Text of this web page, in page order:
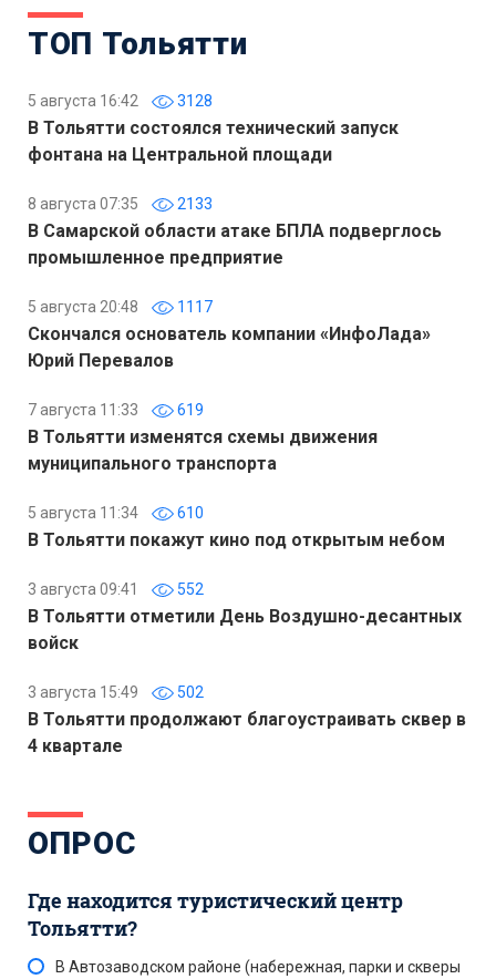
ТОП Тольятти
5 августа 16:42 3128
В Тольятти состоялся технический запуск
фонтана на Центральной площади
8 августа 07:35 2133
В Самарской области атаке БПЛА подверглось
промышленное предприятие
5 августа 20:48 1117
Скончался основатель компании «ИнфоЛада»
Юрий Перевалов
7 августа 11:33 619
В Тольятти изменятся схемы движения
муниципального транспорта
5 августа 11:34 610
В Тольятти покажут кино под открытым небом
3 августа 09:41 552
В Тольятти отметили День Воздушно-десантных
войск
3 августа 15:49 502
В Тольятти продолжают благоустраивать сквер в
4 квартале
ОПРОС
Где находится туристический центр
Тольятти?
В Автозаводском районе (набережная, парки и скверы